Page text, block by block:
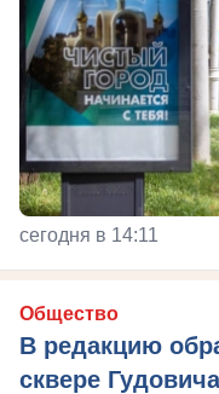
сегодня в 14:11
Общество
В редакцию
сквере